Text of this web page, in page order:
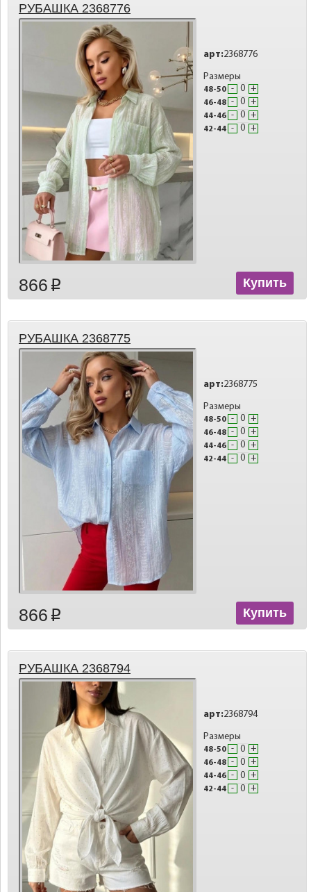
РУБАШКА 2368776
арт:2368776
Размеры
48-50 - +
46-48 - +
44-46 - +
42-44 - +
866 p Купить
РУБАШКА 2368775
арт:2368775
Размеры
48-50 - +
46-48 - +
44-46 - +
42-44 - +
866 p Купить
РУБАШКА 2368794
арт:2368794
Размеры
48-50 - +
46-48 - +
44-46 - +
42-44 - +